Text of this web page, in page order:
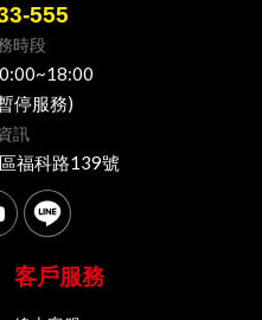
555
時段
停服務)
訊
福科路139號
客戶服務